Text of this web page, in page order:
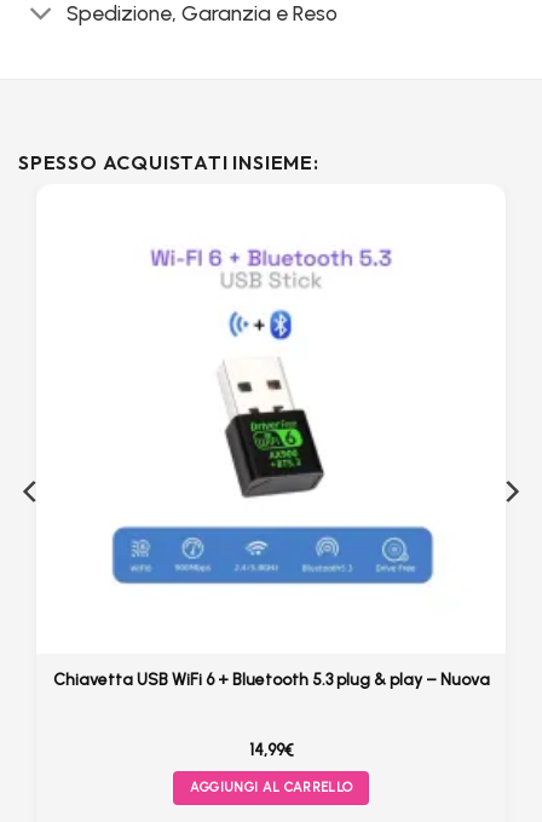
Spedizione, Garanzia e Reso
SPESSO ACQUISTATI INSIEME:
Chiavetta USB WiFi 6 + Bluetooth 5.3 plug & play – Nuova
14,99€
AGGIUNGI AL CARRELLO